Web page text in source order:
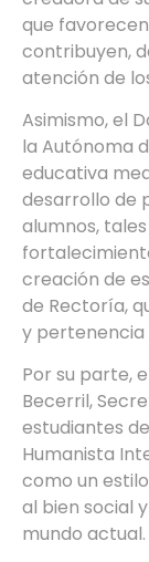
que
contribuyen,
atención de
Asimismo, el
la Autónoma
educativa
desarrollo de
alumnos,
creación de
de Rectoría,
y pertenencia
Por su parte,
Becerril,
estudiantes
Humanista
como un
al bien social
mundo actual.